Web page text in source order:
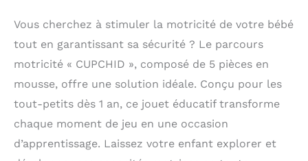
Vous cherchez à stimuler la motricité de votre bébé
tout en garantissant sa sécurité ? Le parcours
motricité « CUPCHID », composé de 5 pièces en
mousse, offre une solution idéale. Conçu pour les
tout-petits dès 1 an, ce jouet éducatif transforme
chaque moment de jeu en une occasion
d’apprentissage. Laissez votre enfant explorer et